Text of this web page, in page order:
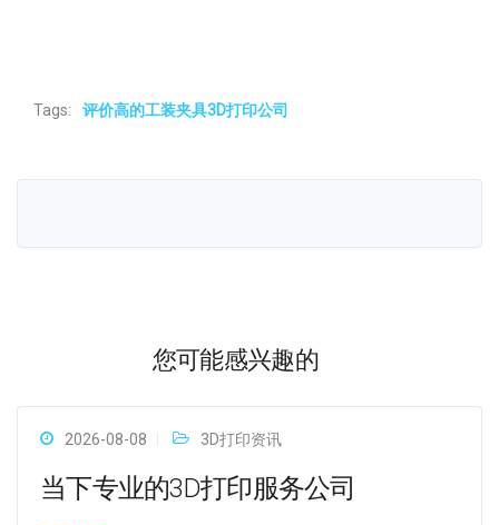
Tags: 评价高的工装夹具3D打印公司
您可能感兴趣的
2026-08-08 3D打印资讯
当下专业的3D打印服务公司